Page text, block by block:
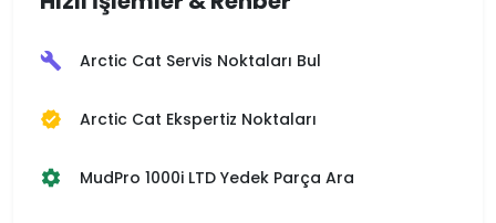
build Arctic Cat Servis Noktaları Bul
verified Arctic Cat Ekspertiz Noktaları
settings MudPro 1000i LTD Yedek Parça Ara